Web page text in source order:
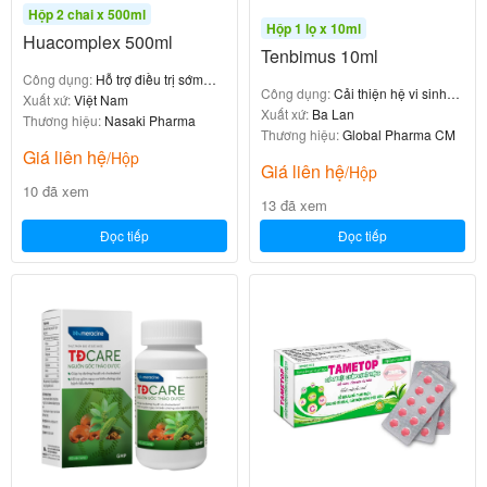
Kiểm tra kỹ hạn sử dụng và chất lượng thuốc trước
khi dùng. Nếu thuốc có mùi, màu bất thường, hoặc
xuất hiện vẩn đục, không sử dụng.
Tham khảo ý kiến bác sĩ trước khi sử dụng cho trẻ
sơ sinh, phụ nữ mang thai, hoặc người có bệnh lý
nền.
Tác dụng phụ của Enterogermina 2 tỷ
bào tử/5ml
Asbunyl OPV 60ml
0₫
Hộp 2 chai x 500ml
Huacomplex 500ml
Công dụng: Hỗ trợ điều trị sớm
thoái hóa khớp
Xuất xứ:Việt Nam
Thương hiệu: Nasaki Pharma
Giá liên hệ/Hộp
10 đã xem
Đọc tiếp
Hộp 1 lọ x 10ml
Tenbimus 10ml
Công dụng:Cải thiện hệ vi sinh
đường ruột cho bé
Xuất xứ: Ba Lan
Thương hiệu:Global Pharma CM
Giá liên hệ/Hộp
13 đã xem
Đọc tiếp